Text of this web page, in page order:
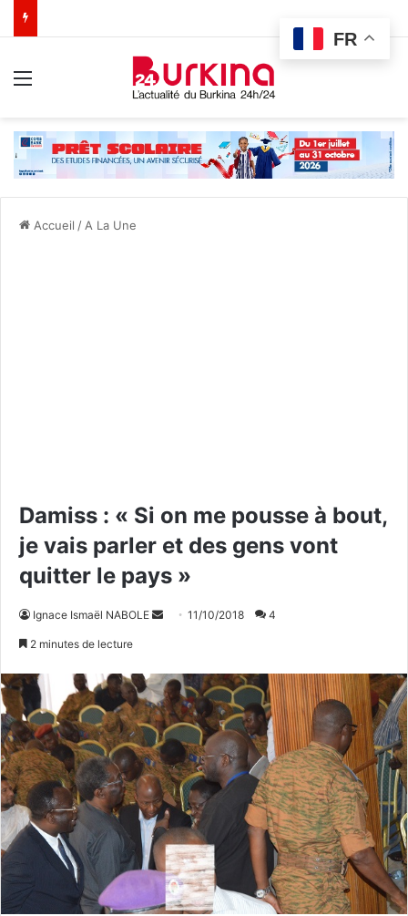
Accueil / A La Une
Damiss : « Si on me pousse à bout,
je vais parler et des gens vont
quitter le pays »
Ignace Ismaël NABOLE
o
y
e
r
u
n
c
o
u
r
r
11/10/2018 4
2 minutes de lecture
FR